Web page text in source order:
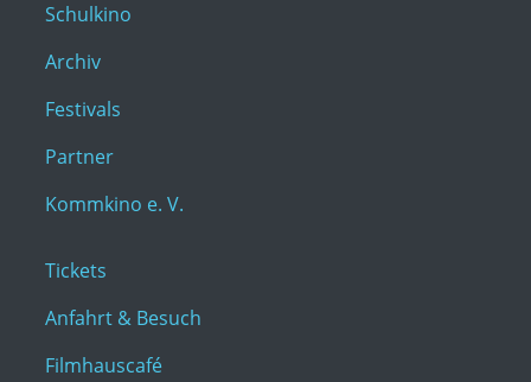
Schulkino
Archiv
Festivals
Partner
Kommkino e. V.
Tickets
Anfahrt & Besuch
Filmhauscafé